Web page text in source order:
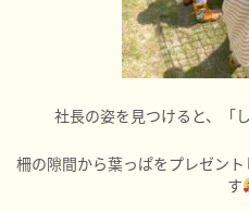
社長の姿を見つけると、「
柵の隙間から葉っぱをプレゼン
す